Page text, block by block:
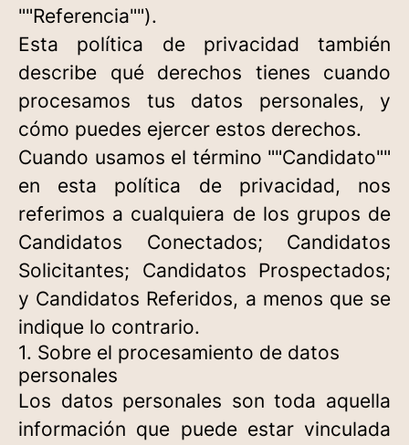
""Referencia"").
Esta política de privacidad también
describe qué derechos tienes cuando
procesamos tus datos personales, y
cómo puedes ejercer estos derechos.
Cuando usamos el término ""Candidato""
en esta política de privacidad, nos
referimos a cualquiera de los grupos de
Candidatos Conectados; Candidatos
Solicitantes; Candidatos Prospectados;
y Candidatos Referidos, a menos que se
indique lo contrario.
1. Sobre el procesamiento de datos
personales
Los datos personales son toda aquella
información que puede estar vinculada